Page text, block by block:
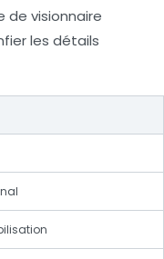
de visionnaire
les détails